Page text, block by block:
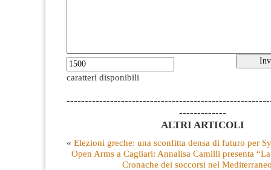
caratteri disponibili
-------------
ALTRI ARTICOLI
« Elezioni greche: una sconfitta densa di futuro per
Open Arms a Cagliari: Annalisa Camilli presenta
Cronache dei soccorsi nel